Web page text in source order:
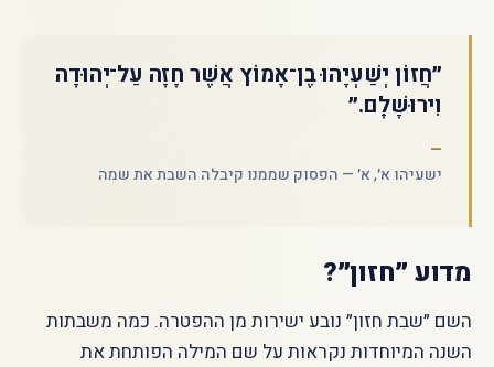
״חֲזוֹן יְשַׁעְיָהוּ בֶן־אָמוֹץ אֲשֶׁר חָזָה עַל־יְהוּדָה
וִירוּשָׁלָ͏ִם.״
ישעיהו א׳, א׳ — הפסוק שממנו קיבלה השבת את שמה
מדוע ״חזון״?
השם ״שבת חזון״ נובע ישירות מן ההפטרה. כמה משבתות
השנה המיוחדות נקראות על שם המילה הפותחת את